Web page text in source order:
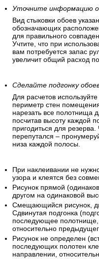
Уточните информацию о
Вид стыковки обоев
обозначающих
для правильного
Учтите, что при
вам потребуется запас
увеличит общий расход
Сделайте подгонку
Для расчетов
периметр стен
нарезать все полотнища
посчитав высоту каждой
пригодиться для
перепутался –
низа каждой полосы.
При наклеивании не
узора и клеятся без
Рисунок прямой
другом на одинаковой
Смещающийся рисунок,
Сдвинутая подгонка
последующее полотнище,
относительно
Рисунок не определен
последующих полотен
направлении,